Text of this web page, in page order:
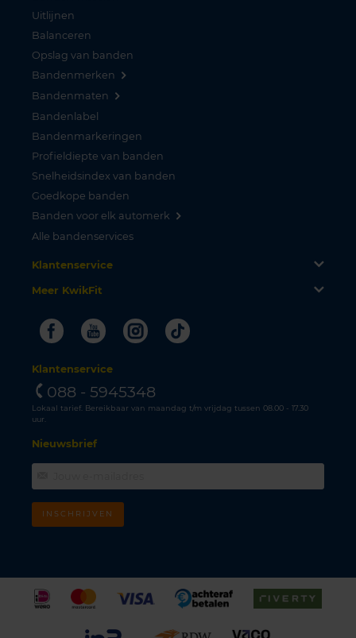
Uitlijnen
Balanceren
Opslag van banden
Bandenmerken
Bandenmaten
Bandenlabel
Bandenmarkeringen
Profieldiepte van banden
Snelheidsindex van banden
Goedkope banden
Banden voor elk automerk
Alle bandenservices
Klantenservice
Meer KwikFit
FacebookYoutubeInstagram
Tiktok
Klantenservice
088 - 5945348
Lokaal tarief. Bereikbaar van maandag t/m vrijdag tussen 08.00 - 17.30
uur.
Nieuwsbrief
INSCHRIJVEN